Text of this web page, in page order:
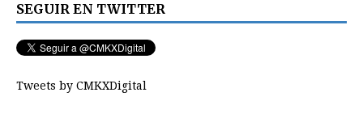
SEGUIR EN TWITTER
Tweets by CMKXDigital